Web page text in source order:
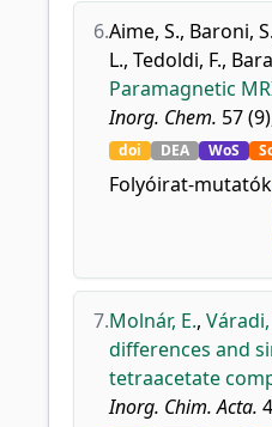
6.Aime, S., Baroni, S.
L., Tedoldi, F.,
Paramagnetic
Inorg. Chem. 57
doi DEA WoS
Folyóirat-
7.Molnár, E., Váradi,
differences and
tetraacetate
Inorg. Chim. Acta.